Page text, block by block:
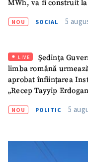
MWh, va fi construit
NOU SOCIAL 5
LIVE
Ședința
limba română
aprobat înființarea
„Recep Tayyip
NOU POLITIC 5
Nume+ Numele
Telefon
+ Telefon
Am citit și